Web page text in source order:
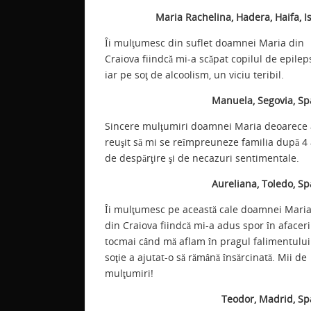
Maria Rachelina, Hadera, Haifa,
Îi mulţumesc din suflet doamnei Maria din
Craiova fiindcă mi-a scăpat copilul de
iar pe soţ de alcoolism, un viciu teribil.
Manuela, Segovia,
Sincere mulţumiri doamnei Maria deoarece
reuşit să mi se reîmpreuneze familia după 4
de despărţire şi de necazuri sentimentale.
Aureliana, Toledo,
Îi mulţumesc pe această cale doamnei Maria
din Craiova fiindcă mi-a adus spor în afaceri
tocmai când mă aflam în pragul
soţie a ajutat-o să rămână însărcinată. Mii de
mulţumiri!
Teodor, Madrid,